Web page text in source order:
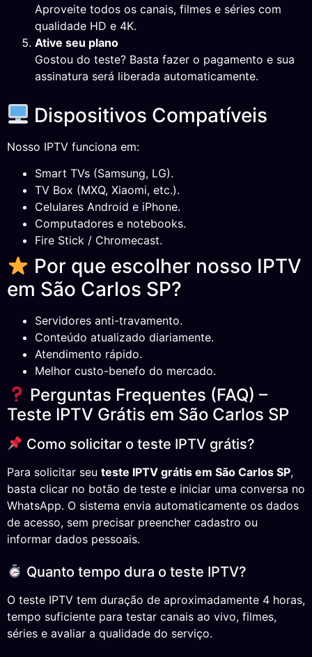
Aproveite todos os canais, filmes e séries com
qualidade HD e 4K.
Ative seu plano
Gostou do teste? Basta fazer o pagamento e sua
assinatura será liberada automaticamente.
Dispositivos Compatíveis
Nosso IPTV funciona em:
Smart TVs (Samsung, LG).
TV Box (MXQ, Xiaomi, etc.).
Celulares Android e iPhone.
Computadores e notebooks.
Fire Stick / Chromecast.
Por que escolher nosso IPTV
em São Carlos SP?
Servidores anti-travamento.
Conteúdo atualizado diariamente.
Atendimento rápido.
Melhor custo-benefo do mercado.
Perguntas Frequentes (FAQ) –
Teste IPTV Grátis em São Carlos SP
Como solicitar o teste IPTV grátis?
Para solicitar seu teste IPTV grátis em São Carlos SP,
basta clicar no botão de teste e iniciar uma conversa no
WhatsApp. O sistema envia automaticamente os dados
de acesso, sem precisar preencher cadastro ou
informar dados pessoais.
Quanto tempo dura o teste IPTV?
O teste IPTV tem duração de aproximadamente 4 horas,
tempo suficiente para testar canais ao vivo, filmes,
séries e avaliar a qualidade do serviço.